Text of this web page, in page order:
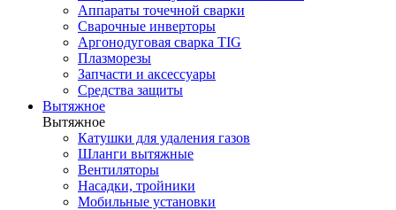
Аппараты точечной сварки
Сварочные инверторы
Аргонодуговая сварка TIG
Плазморезы
Запчасти и аксессуары
Средства защиты
Вытяжное
Вытяжное
Катушки для удаления газов
Шланги вытяжные
Вентиляторы
Насадки, тройники
Мобильные установки